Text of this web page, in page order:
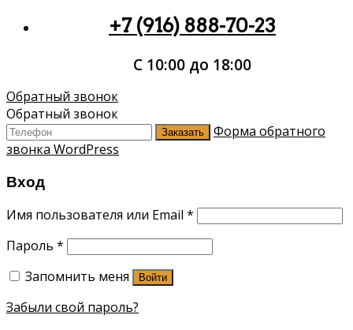
+7 (916) 888-70-23
С 10:00 до 18:00
Обратный звонок
Обратный звонок
Заказать
Форма обратного
звонка WordPress
Вход
Имя пользователя или Email *
Пароль *
Запомнить меня
Войти
Забыли свой пароль?